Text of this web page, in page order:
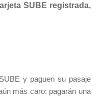
SUBE registrada,
y paguen su pasaje
más caro: pagarán una